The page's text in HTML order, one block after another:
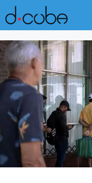
Skip
to
content